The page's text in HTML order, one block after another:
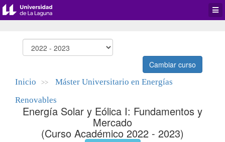
Cambiar curso
Inicio >>
Máster Universitario en Energías
Renovables
Energía Solar y Eólica I: Fundamentos y
Mercado
(Curso Académico 2022 - 2023)